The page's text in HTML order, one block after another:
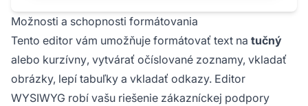
Možnosti a schopnosti formátovania
Tento editor vám umožňuje formátovať text na tučný
alebo kurzívny, vytvárať očíslované zoznamy, vkladať
obrázky, lepí tabuľky a vkladať odkazy. Editor
WYSIWYG robí vašu riešenie zákazníckej podpory